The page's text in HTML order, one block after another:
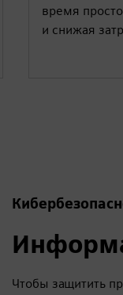
время
и снижая
Чтобы защитить